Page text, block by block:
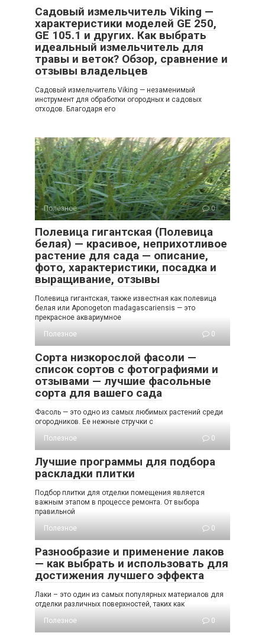
Садовый измельчитель Viking —
характеристики моделей GE 250,
GE 105.1 и других. Как выбрать
идеальный измельчитель для
травы и веток? Обзор, сравнение и
отзывы владельцев
Садовый измельчитель Viking — незаменимый
инструмент для обработки огородных и садовых
отходов. Благодаря его
Полезное 0
Полевица гигантская (Полевица
белая) — красивое, неприхотливое
растение для сада — описание,
фото, характеристики, посадка и
выращивание, отзывы
Полевица гигантская, также известная как полевица
белая или Aponogeton madagascariensis — это
прекрасное аквариумное
Полезное
0
Сорта низкорослой фасоли —
список сортов с фотографиями и
отзывами — лучшие фасольные
сорта для вашего сада
Фасоль — это одно из самых любимых растений среди
огородников. Ее нежные стручки с
Полезное
0
Лучшие программы для подбора
раскладки плитки
Подбор плитки для отделки помещения является
важным этапом в процессе ремонта. От выбора
правильной
Полезное
0
Разнообразие и применение лаков
— как выбрать и использовать для
достижения лучшего эффекта
Лаки – это один из самых популярных материалов для
отделки различных поверхностей, таких как
Полезное
0